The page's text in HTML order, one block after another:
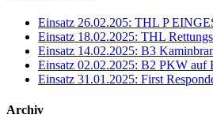
Einsatz 26.02.205: THL P
Einsatz 18.02.2025: THL
Einsatz 14.02.2025: B3
Einsatz 02.02.2025: B2 PKW auf
Einsatz 31.01.2025: First
Archiv